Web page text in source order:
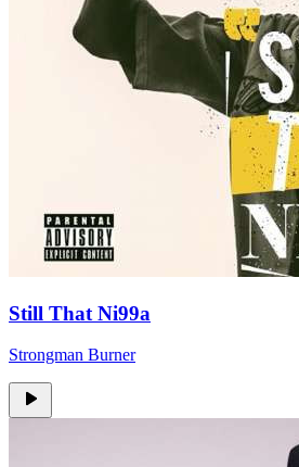
Still That Ni99a
Strongman Burner